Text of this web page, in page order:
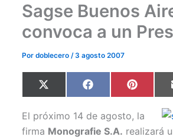
Sagse Buenos
convoca a un
Pordoblecero/3 agosto 2007
Compartir
en
X
(
w
i
t
Compartir
en
F
a
e
b
o
en
P
i
t
e
r
El próximo 14 de agosto, la
firma Monografie S.A. realizará